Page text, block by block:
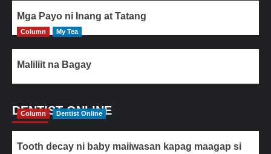
Mga Payo ni Inang at Tatang
Column My Tea
Maliliit na Bagay
DENTIST ONLINE
Column Dentist Online
Tooth decay ni baby maiiwasan kapag maagap si